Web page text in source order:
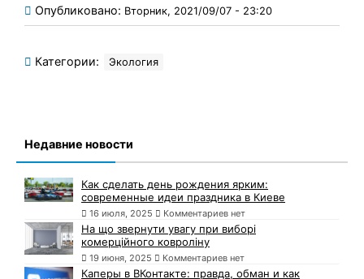
Опубликовано: Вторник, 2021/09/07 - 23:20
Категории: Экология
Недавние новости
Как сделать день рождения ярким:
современные идеи праздника в Киеве
16 июля, 2025 Комментариев нет
На що звернути увагу при виборі
комерційного ковроліну
19 июня, 2025 Комментариев нет
Каперы в ВКонтакте: правда, обман и как